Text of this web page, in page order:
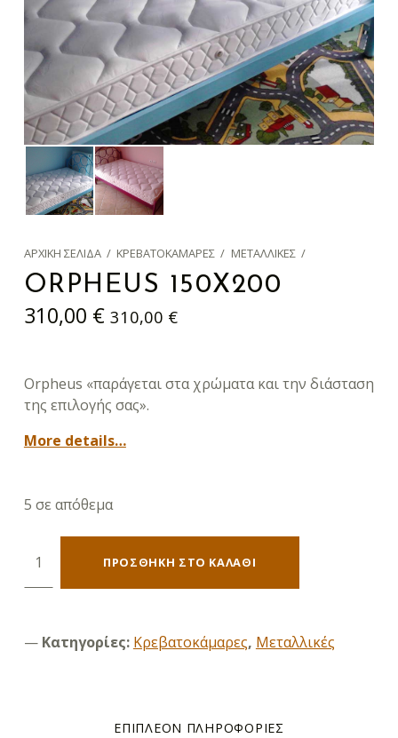
ΑΡΧΙΚΉ ΣΕΛΊΔΑ / ΚΡΕΒΑΤΟΚΆΜΑΡΕΣ / ΜΕΤΑΛΛΙΚΈΣ /
ORPHEUS 150X200
310,00 € 310,00 €
Orpheus «παράγεται στα χρώματα και την διάσταση
της επιλογής σας».
More details…
5 σε απόθεμα
Orpheus 150X200 ποσότητα
ΠΡΟΣΘΉΚΗ ΣΤΟ ΚΑΛΆΘΙ
Κατηγορίες: Κρεβατοκάμαρες, Μεταλλικές
ΕΠΙΠΛΈΟΝ ΠΛΗΡΟΦΟΡΊΕΣ